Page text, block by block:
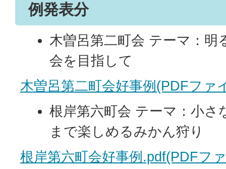
例発表分
木曽呂第二町会 テーマ：明
会を目指して
木曽呂第二町会好事例(PDFファ
根岸第六町会 テーマ：小さ
まで楽しめるみかん狩り
根岸第六町会好事例.pdf(PDFフ